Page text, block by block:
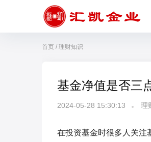
首页 / 理财知识
基金净值是否三
2024-05-28 15:30:13 理
在投资基金时很多人关注